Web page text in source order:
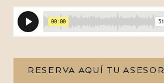
RESERVA AQUÍ TU